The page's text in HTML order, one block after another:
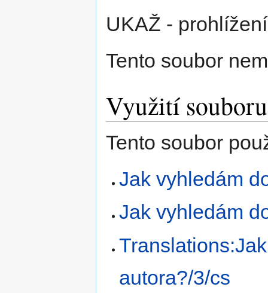
UKAŽ -
Tento soubor
Využití souboru
Tento soubor
Jak vyhledám
Jak vyhledám
autora?/3/cs